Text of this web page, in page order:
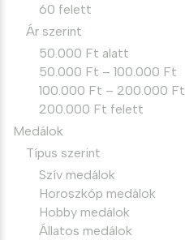
60 felett
Ár szerint
50.000 Ft alatt
50.000 Ft – 100.000 Ft
100.000 Ft – 200.000 Ft
200.000 Ft felett
Medálok
Típus szerint
Szív medálok
Horoszkóp medálok
Hobby medálok
Állatos medálok